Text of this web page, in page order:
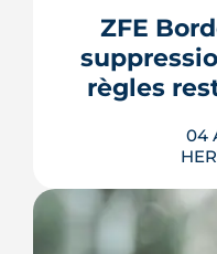
chantier
voici où en est
train de se
ZFE
règles
04